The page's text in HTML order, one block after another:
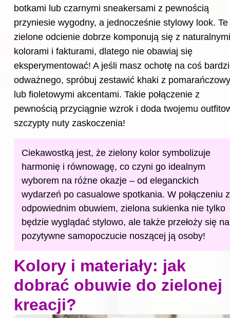
botkami lub czarnymi sneakersami z pewnością
przyniesie wygodny, a jednocześnie stylowy look. Te
zielone odcienie dobrze komponują się z naturalnymi
kolorami i fakturami, dlatego nie obawiaj się
eksperymentować! A jeśli masz ochotę na coś
odważnego, spróbuj zestawić khaki z
lub fioletowymi akcentami. Takie połączenie z
pewnością przyciągnie wzrok i doda twojemu
szczypty nuty zaskoczenia!
Ciekawostką jest, że zielony kolor symbolizuje
harmonię i równowagę, co czyni go idealnym
wyborem na różne okazje – od eleganckich
wydarzeń po casualowe spotkania. W połączeniu z
odpowiednim obuwiem, zielona sukienka nie tylko
będzie wyglądać stylowo, ale także przełoży się na
pozytywne samopoczucie noszącej ją osoby!
Kolory i materiały: jak
dobrać obuwie do zielonej
kreacji?